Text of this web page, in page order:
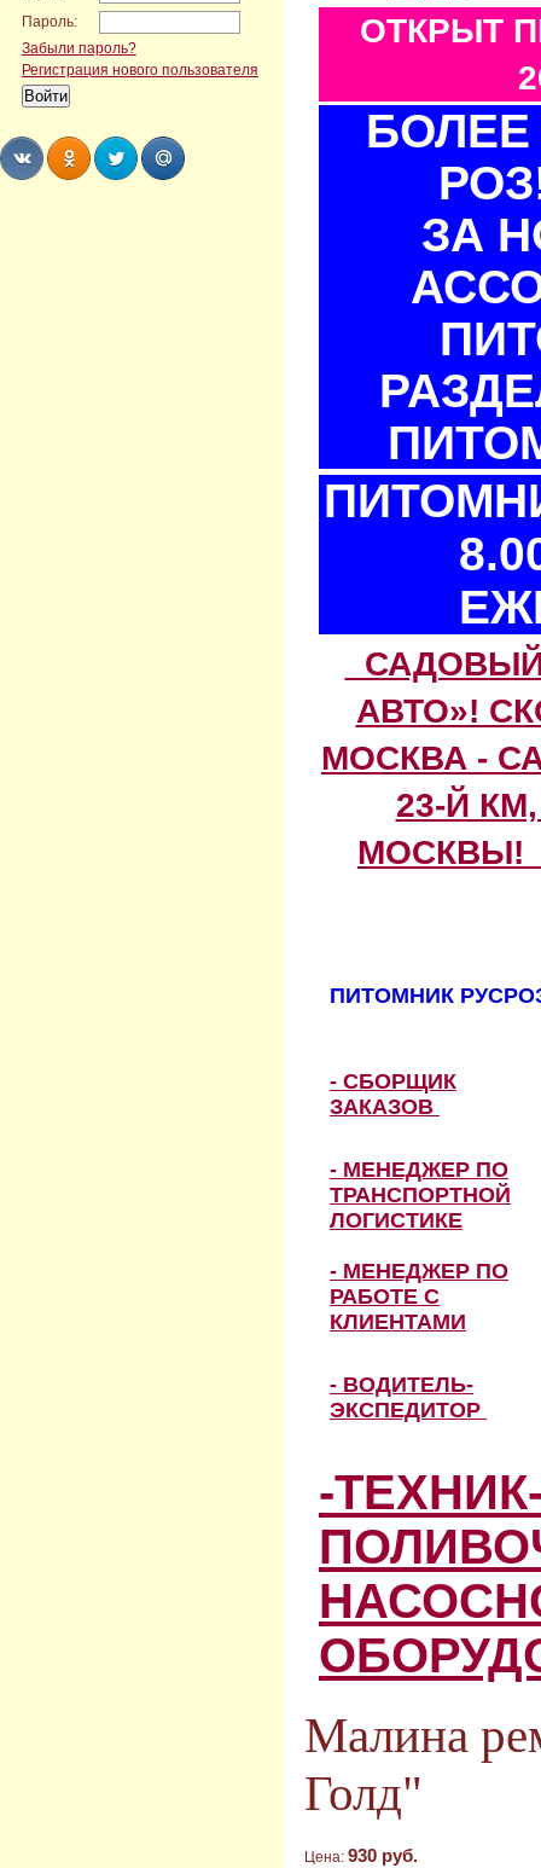
Пароль:
Забыли пароль?
Регистрация нового пользователя
ОТКРЫТ
БОЛЕЕ
ЗА
АВТО»!
МОСКВА -
23-Й
МОСКВЫ!
ПИТОМНИК
- СБОРЩИК
ЗАКАЗОВ
- МЕНЕДЖЕР ПО
ТРАНСПОРТНОЙ
ЛОГИСТИКЕ
- МЕНЕДЖЕР ПО
РАБОТЕ С
КЛИЕНТАМИ
- ВОДИТЕЛЬ-
ЭКСПЕДИТОР
-
Малина
Голд"
Цена: 930 руб.